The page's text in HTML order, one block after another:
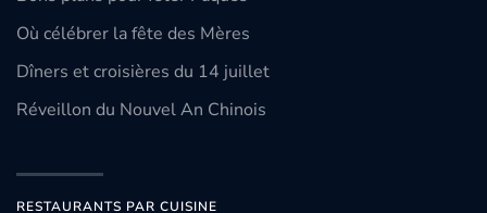
Où célébrer la fête des Mères
Dîners et croisières du 14 juillet
Réveillon du Nouvel An Chinois
RESTAURANTS PAR CUISINE